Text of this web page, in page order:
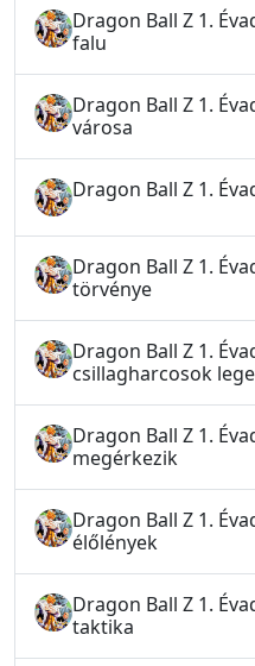
Dragon Ball Z 1.
falu
Dragon Ball Z 1.
városa
Dragon Ball Z 1.
Dragon Ball Z 1.
törvénye
Dragon Ball Z 1.
csillagharcosok
Dragon Ball Z 1.
megérkezik
Dragon Ball Z 1.
élőlények
Dragon Ball Z 1.
taktika